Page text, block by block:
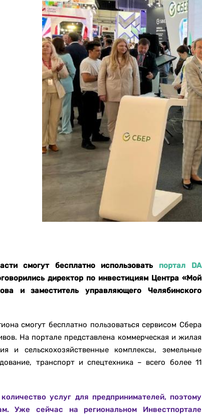
смогут бесплатно использовать портал DA
директор по инвестициям Центра «Мой
и заместитель управляющего Челябинского
смогут бесплатно пользоваться сервисом Сбера
На портале представлена коммерческая и жилая
и сельскохозяйственные комплексы, земельные
транспорт и спецтехника – всего более 11
услуг для предпринимателей, поэтому
Уже сейчас на региональном Инвестпортале